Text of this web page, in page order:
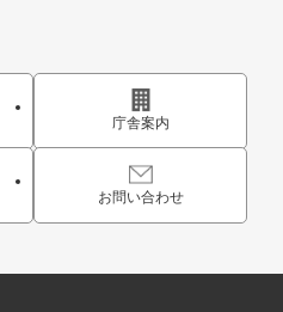
庁舎案内
お問い合わせ